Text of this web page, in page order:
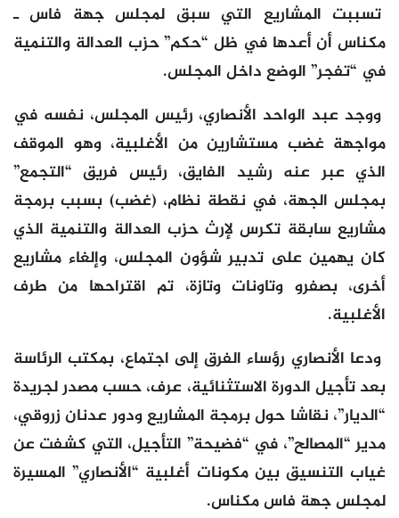
تسببت المشاريع التي سبق لمجلس جهة فاس ـ
مكناس أن أعدها في ظل “حكم” حزب العدالة والتنمية
في “تفجر” الوضع داخل المجلس.
ووجد عبد الواحد الأنصاري، رئيس المجلس، نفسه في
مواجهة غضب مستشارين من الأغلبية، وهو الموقف
الذي عبر عنه رشيد الفايق، رئيس فريق “التجمع”
بمجلس الجهة، في نقطة نظام، (غضب) بسبب برمجة
مشاريع سابقة تكرس لإرث حزب العدالة والتنمية الذي
كان يهمين على تدبير شؤون المجلس، وإلغاء مشاريع
أخرى، بصفرو وتاونات وتازة، تم اقتراحها من طرف
الأغلبية.
ودعا الأنصاري رؤساء الفرق إلى اجتماع، بمكتب الرئاسة
بعد تأجيل الدورة الاستثنائية، عرف، حسب مصدر لجريدة
“الديار”، نقاشا حول برمجة المشاريع ودور عدنان زروقي،
مدير “المصالح”، في “فضيحة” التأجيل، التي كشفت عن
غياب التنسيق بين مكونات أغلبية “الأنصاري” المسيرة
لمجلس جهة فاس مكناس.